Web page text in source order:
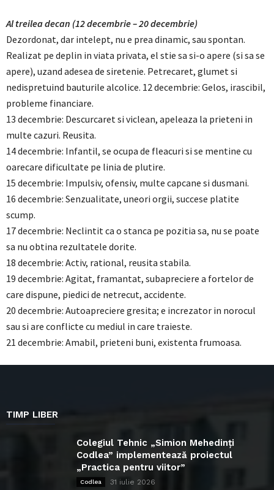
Al treilea decan (12 decembrie – 20 decembrie)
Dezordonat, dar intelept, nu e prea dinamic, sau spontan.
Realizat pe deplin in viata privata, el stie sa si-o apere (si sa se
apere), uzand adesea de siretenie. Petrecaret, glumet si
nedispretuind bauturile alcolice. 12 decembrie: Gelos, irascibil,
probleme financiare.
13 decembrie: Descurcaret si viclean, apeleaza la prieteni in
multe cazuri. Reusita.
14 decembrie: Infantil, se ocupa de fleacuri si se mentine cu
oarecare dificultate pe linia de plutire.
15 decembrie: Impulsiv, ofensiv, multe capcane si dusmani.
16 decembrie: Senzualitate, uneori orgii, succese platite
scump.
17 decembrie: Neclintit ca o stanca pe pozitia sa, nu se poate
sa nu obtina rezultatele dorite.
18 decembrie: Activ, rational, reusita stabila.
19 decembrie: Agitat, framantat, subapreciere a fortelor de
care dispune, piedici de netrecut, accidente.
20 decembrie: Autoapreciere gresita; e increzator in norocul
sau si are conflicte cu mediul in care traieste.
21 decembrie: Amabil, prieteni buni, existenta frumoasa.
TIMP LIBER
Colegiul Tehnic „Simion Mehedinți
Codlea” implementează proiectul
„Practica pentru viitor”
Codlea 31 iulie 2026